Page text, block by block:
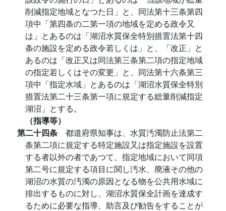
削減指定地域となつた日」と、同法第十三条第四
項中「第四条の二第一項の地域を定める政令又
は」とあるのは「湖沼水質保全特別措置法第十四
条の施設を定める政令若しくは」と、「改正」と
あるのは「改正又は同法第三条第二項の指定地域
の指定若しくはその変更」と、同法第十六条第三
項中「指定水域」とあるのは「湖沼水質保全特別
措置法第二十三条第一項に規定する総量削減指定
湖沼」とする。
（指導等）
第二十四条 都道府県知事は、水質汚濁防止法第二
条第二項に規定する特定施設又は指定施設を設置
する者以外の者であつて、指定地域において同項
第二号に規定する項目に関し汚水、廃液その他の
湖沼の水質の汚濁の原因となる物を公共用水域に
排出するものに対し、湖沼水質保全計画を達成す
るために必要な指導、助言及び勧告をすることが